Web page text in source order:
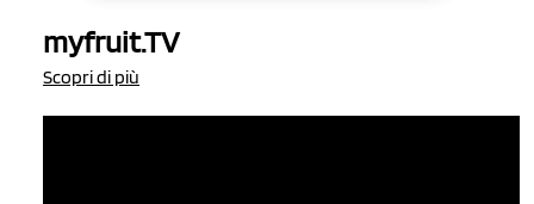
myfruit.TV
Scopri di più